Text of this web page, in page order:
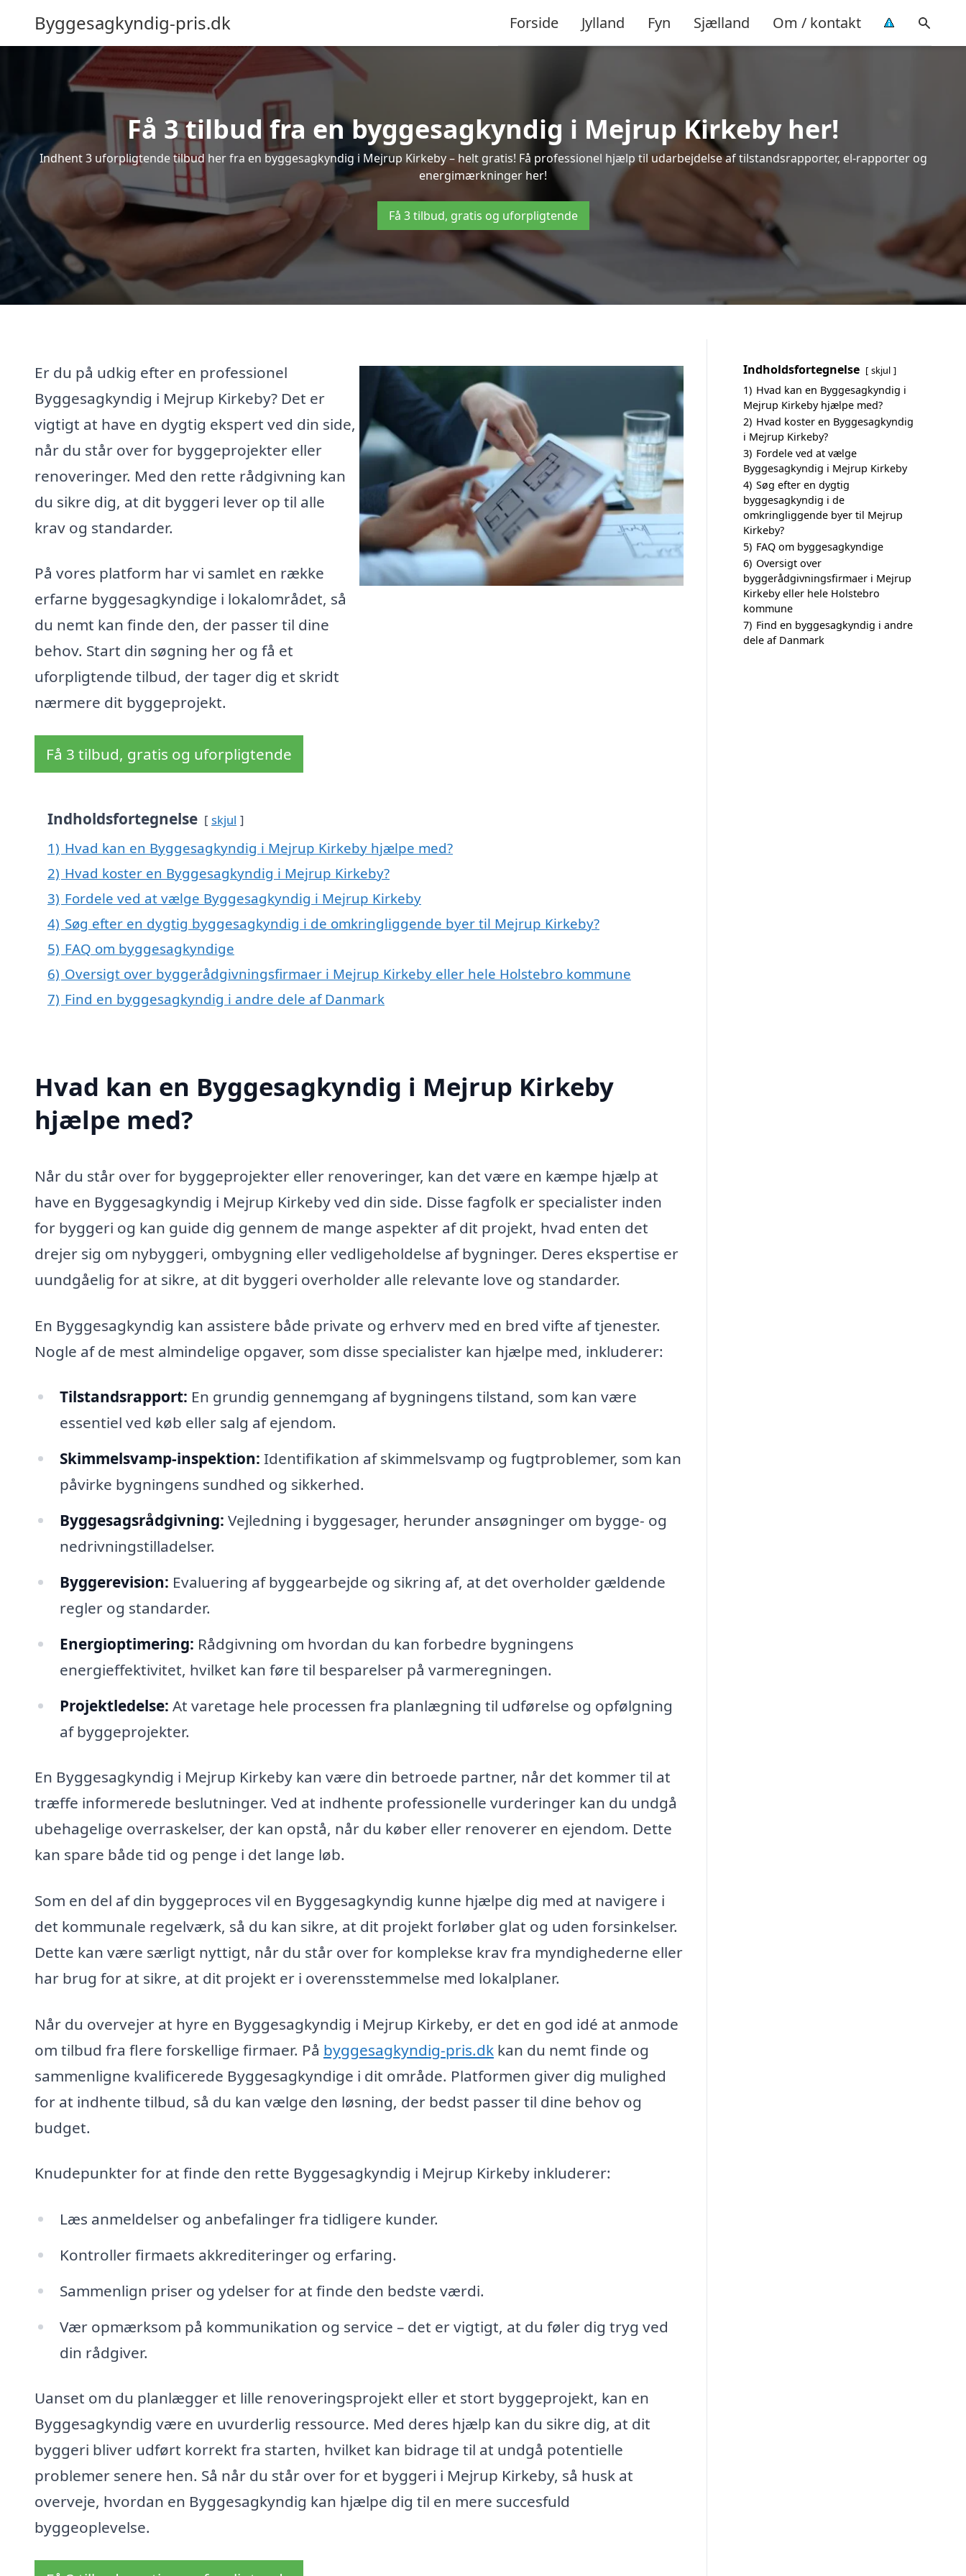
Byggesagkyndig-pris.dk Forside Jylland Fyn Sjælland Om / kontakt
Få 3 tilbud fra en byggesagkyndig i Mejrup Kirkeby her!
Indhent 3 uforpligtende tilbud her fra en byggesagkyndig i Mejrup Kirkeby – helt gratis! Få professionel hjælp til udarbejdelse af tilstandsrapporter, el-rapporter og
energimærkninger her!
Få 3 tilbud, gratis og uforpligtende
Er du på udkig efter en professionel
Byggesagkyndig i Mejrup Kirkeby? Det er
vigtigt at have en dygtig ekspert ved din side,
når du står over for byggeprojekter eller
renoveringer. Med den rette rådgivning kan
du sikre dig, at dit byggeri lever op til alle
krav og standarder.
På vores platform har vi samlet en række
erfarne byggesagkyndige i lokalområdet, så
du nemt kan finde den, der passer til dine
behov. Start din søgning her og få et
uforpligtende tilbud, der tager dig et skridt
nærmere dit byggeprojekt.
Få 3 tilbud, gratis og uforpligtende
Indholdsfortegnelse skjul
1) Hvad kan en Byggesagkyndig i Mejrup Kirkeby hjælpe med?
2) Hvad koster en Byggesagkyndig i Mejrup Kirkeby?
3) Fordele ved at vælge Byggesagkyndig i Mejrup Kirkeby
4) Søg efter en dygtig byggesagkyndig i de omkringliggende byer til Mejrup Kirkeby?
5) FAQ om byggesagkyndige
6) Oversigt over byggerådgivningsfirmaer i Mejrup Kirkeby eller hele Holstebro kommune
7) Find en byggesagkyndig i andre dele af Danmark
Hvad kan en Byggesagkyndig i Mejrup Kirkeby
hjælpe med?
Når du står over for byggeprojekter eller renoveringer, kan det være en kæmpe hjælp at
have en Byggesagkyndig i Mejrup Kirkeby ved din side. Disse fagfolk er specialister inden
for byggeri og kan guide dig gennem de mange aspekter af dit projekt, hvad enten det
drejer sig om nybyggeri, ombygning eller vedligeholdelse af bygninger. Deres ekspertise er
uundgåelig for at sikre, at dit byggeri overholder alle relevante love og standarder.
En Byggesagkyndig kan assistere både private og erhverv med en bred vifte af tjenester.
Nogle af de mest almindelige opgaver, som disse specialister kan hjælpe med, inkluderer:
Tilstandsrapport: En grundig gennemgang af bygningens tilstand, som kan være
essentiel ved køb eller salg af ejendom.
Skimmelsvamp-inspektion: Identifikation af skimmelsvamp og fugtproblemer, som kan
påvirke bygningens sundhed og sikkerhed.
Byggesagsrådgivning: Vejledning i byggesager, herunder ansøgninger om bygge- og
nedrivningstilladelser.
Byggerevision: Evaluering af byggearbejde og sikring af, at det overholder gældende
regler og standarder.
Energioptimering: Rådgivning om hvordan du kan forbedre bygningens
energieffektivitet, hvilket kan føre til besparelser på varmeregningen.
Projektledelse: At varetage hele processen fra planlægning til udførelse og opfølgning
af byggeprojekter.
En Byggesagkyndig i Mejrup Kirkeby kan være din betroede partner, når det kommer til at
træffe informerede beslutninger. Ved at indhente professionelle vurderinger kan du undgå
ubehagelige overraskelser, der kan opstå, når du køber eller renoverer en ejendom. Dette
kan spare både tid og penge i det lange løb.
Som en del af din byggeproces vil en Byggesagkyndig kunne hjælpe dig med at navigere i
det kommunale regelværk, så du kan sikre, at dit projekt forløber glat og uden forsinkelser.
Dette kan være særligt nyttigt, når du står over for komplekse krav fra myndighederne eller
har brug for at sikre, at dit projekt er i overensstemmelse med lokalplaner.
Når du overvejer at hyre en Byggesagkyndig i Mejrup Kirkeby, er det en god idé at anmode
om tilbud fra flere forskellige firmaer. På byggesagkyndig-pris.dk kan du nemt finde og
sammenligne kvalificerede Byggesagkyndige i dit område. Platformen giver dig mulighed
for at indhente tilbud, så du kan vælge den løsning, der bedst passer til dine behov og
budget.
Knudepunkter for at finde den rette Byggesagkyndig i Mejrup Kirkeby inkluderer:
Læs anmeldelser og anbefalinger fra tidligere kunder.
Kontroller firmaets akkrediteringer og erfaring.
Sammenlign priser og ydelser for at finde den bedste værdi.
Vær opmærksom på kommunikation og service – det er vigtigt, at du føler dig tryg ved
din rådgiver.
Uanset om du planlægger et lille renoveringsprojekt eller et stort byggeprojekt, kan en
Byggesagkyndig være en uvurderlig ressource. Med deres hjælp kan du sikre dig, at dit
byggeri bliver udført korrekt fra starten, hvilket kan bidrage til at undgå potentielle
problemer senere hen. Så når du står over for et byggeri i Mejrup Kirkeby, så husk at
overveje, hvordan en Byggesagkyndig kan hjælpe dig til en mere succesfuld
byggeoplevelse.
Indholdsfortegnelse skjul
1) Hvad kan en Byggesagkyndig i
Mejrup Kirkeby hjælpe med?
2) Hvad koster en Byggesagkyndig
i Mejrup Kirkeby?
3) Fordele ved at vælge
Byggesagkyndig i Mejrup Kirkeby
4) Søg efter en dygtig
byggesagkyndig i de
omkringliggende byer til Mejrup
Kirkeby?
5) FAQ om byggesagkyndige
6) Oversigt over
byggerådgivningsfirmaer i Mejrup
Kirkeby eller hele Holstebro
kommune
7) Find en byggesagkyndig i andre
dele af Danmark